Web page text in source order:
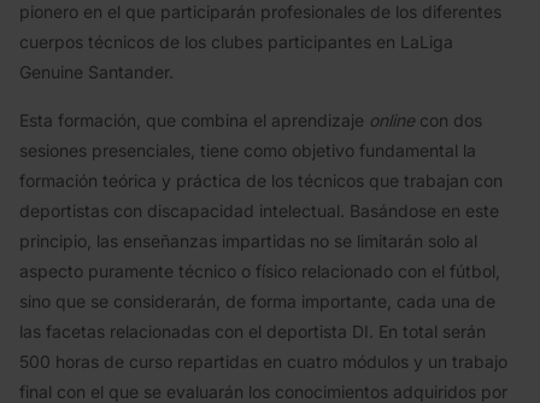
pionero en el que participarán profesionales de los diferentes
cuerpos técnicos de los clubes participantes en LaLiga
Genuine Santander.
Esta formación, que combina el aprendizaje online con dos
sesiones presenciales, tiene como objetivo fundamental la
formación teórica y práctica de los técnicos que trabajan con
deportistas con discapacidad intelectual. Basándose en este
principio, las enseñanzas impartidas no se limitarán solo al
aspecto puramente técnico o físico relacionado con el fútbol,
sino que se considerarán, de forma importante, cada una de
las facetas relacionadas con el deportista DI. En total serán
500 horas de curso repartidas en cuatro módulos y un trabajo
final con el que se evaluarán los conocimientos adquiridos por